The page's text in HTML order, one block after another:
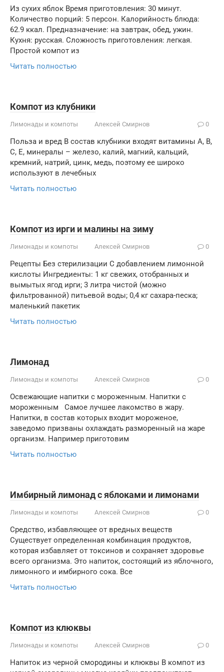
Из сухих яблок Время приготовления: 30 минут.
Количество порций: 5 персон. Калорийность блюда:
62.9 ккал. Предназначение: на завтрак, обед, ужин.
Кухня: русская. Сложность приготовления: легкая.
Простой компот из
Читать полностью
Компот из клубники
Лимонады и компоты Алексей Смирнов 0
Польза и вред В состав клубники входят витамины A, B,
C, Е, минералы – железо, калий, магний, кальций,
кремний, натрий, цинк, медь, поэтому ее широко
используют в лечебных
Читать полностью
Компот из ирги и малины на зиму
Лимонады и компоты Алексей Смирнов 0
Рецепты Без стерилизации С добавлением лимонной
кислоты Ингредиенты: 1 кг свежих, отобранных и
вымытых ягод ирги; 3 литра чистой (можно
фильтрованной) питьевой воды; 0,4 кг сахара-песка;
маленький пакетик
Читать полностью
Лимонад
Лимонады и компоты Алексей Смирнов 0
Освежающие напитки с мороженным. Напитки с
мороженным Самое лучшее лакомство в жару.
Напитки, в состав которых входит мороженое,
заведомо призваны охлаждать разморенный на жаре
организм. Например приготовим
Читать полностью
Имбирный лимонад с яблоками и лимонами
Лимонады и компоты Алексей Смирнов 0
Средство, избавляющее от вредных веществ
Существует определенная комбинация продуктов,
которая избавляет от токсинов и сохраняет здоровье
всего организма. Это напиток, состоящий из яблочного,
лимонного и имбирного сока. Все
Читать полностью
Компот из клюквы
Лимонады и компоты Алексей Смирнов 0
Напиток из черной смородины и клюквы В компот из